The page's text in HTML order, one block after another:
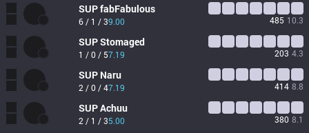
SUPfabFabulous
6 / 1 / 39.00 485 10.3
SUPStomaged
1 / 0 / 57.19 203 4.3
SUP Naru
2 / 0 / 47.19 414 8.8
SUPAchuu
2 / 1 / 35.00 380 8.1